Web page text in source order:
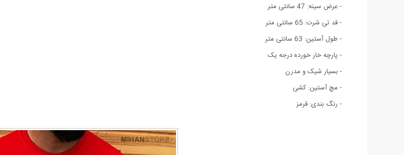
- عرض سینه: 47 سانتی متر
- قد تی شرت: 65 سانتی متر
- طول آستین: 63 سانتی متر
- پارچه خار خورده درجه یک
- بسیار شیک و مدرن
- مچ آستین: کشی
- رنگ بندی: قرمز